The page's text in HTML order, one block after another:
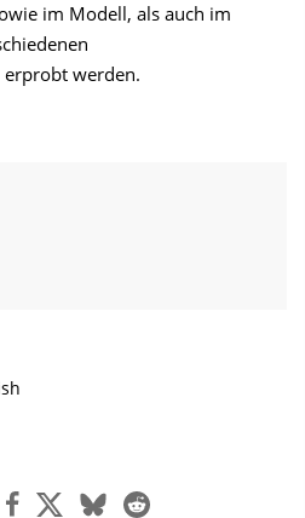
im Modell, als auch im
erprobt werden.
facebook
x blueskyreddit